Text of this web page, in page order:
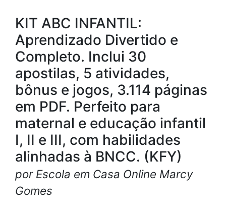
KIT ABC INFANTIL:
Aprendizado Divertido e
Completo. Inclui 30
apostilas, 5 atividades,
bônus e jogos, 3.114 páginas
em PDF. Perfeito para
maternal e educação infantil
I, II e III, com habilidades
alinhadas à BNCC. (KFY)
por Escola em Casa Online Marcy
Gomes